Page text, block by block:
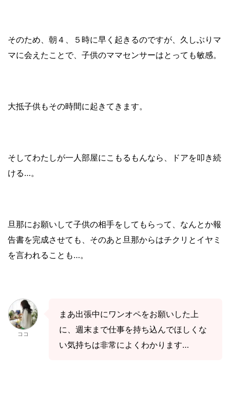
そのため、朝４、５時に早く起きるのですが、久しぶりマ
マに会えたことで、子供のママセンサーはとっても敏感。
大抵子供もその時間に起きてきます。
そしてわたしが一人部屋にこもるもんなら、ドアを叩き続
ける…。
旦那にお願いして子供の相手をしてもらって、なんとか報
告書を完成させても、そのあと旦那からはチクリとイヤミ
を言われることも…。
ココ
まあ出張中にワンオペをお願いした上
に、週末まで仕事を持ち込んでほしくな
い気持ちは非常によくわかります…